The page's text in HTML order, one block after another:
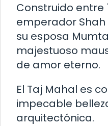
Construido entre
emperador
su esposa
majestuoso
de amor eterno.
El Taj Mahal es
impecable
arquitectónica.